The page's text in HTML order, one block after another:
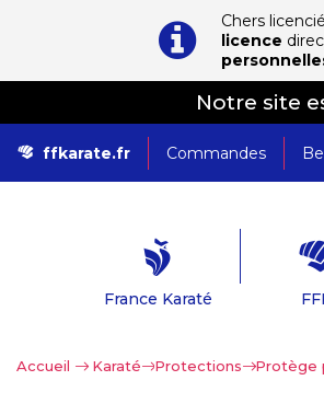
Chers
licence
Notre site
ffkarate.fr Commandes
France Karaté
Accueil > Karaté> Protections> Protège